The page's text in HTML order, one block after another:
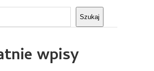
Szukaj
wpisy